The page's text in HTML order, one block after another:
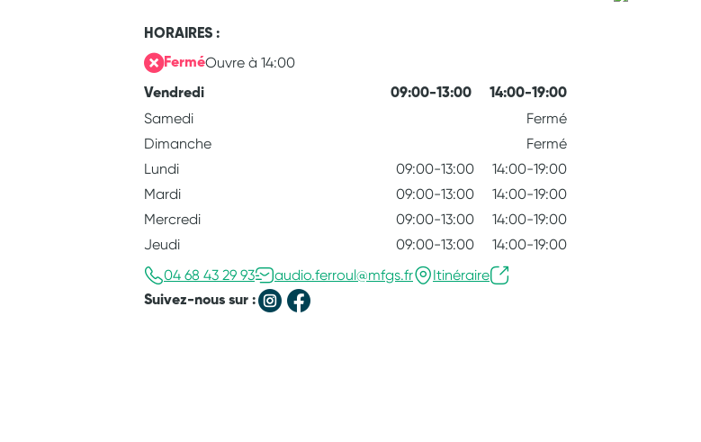
HORAIRES :
FerméOuvre à 14:00
Vendredi 09:00-13:00 14:00-19:00
Samedi
Fermé
Dimanche
Fermé
Lundi
09:00-13:00
14:00-19:00
Mardi
09:00-13:00
14:00-19:00
Mercredi
09:00-13:00
14:00-19:00
Jeudi
09:00-13:00
14:00-19:00
04 68 43 29 93
audio.ferroul@mfgs.fr Itinéraire
Suivez-nous sur :